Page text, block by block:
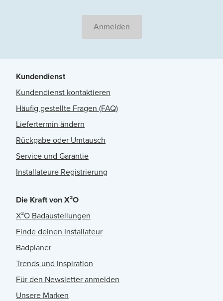
Anmelden
Kundendienst
Kundendienst kontaktieren
Häufig gestellte Fragen (FAQ)
Liefertermin ändern
Rückgabe oder Umtausch
Service und Garantie
Installateure Registrierung
Die Kraft von X²O
X²O Badaustellungen
Finde deinen Installateur
Badplaner
Trends und Inspiration
Für den Newsletter anmelden
Unsere Marken